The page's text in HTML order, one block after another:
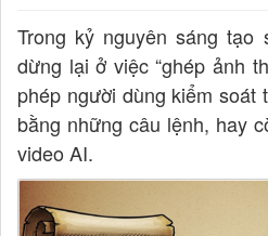
Trong kỷ nguyên sáng
dừng lại ở việc “ghép ảnh
phép người dùng kiểm soát
bằng những câu lệnh, hay
video AI.